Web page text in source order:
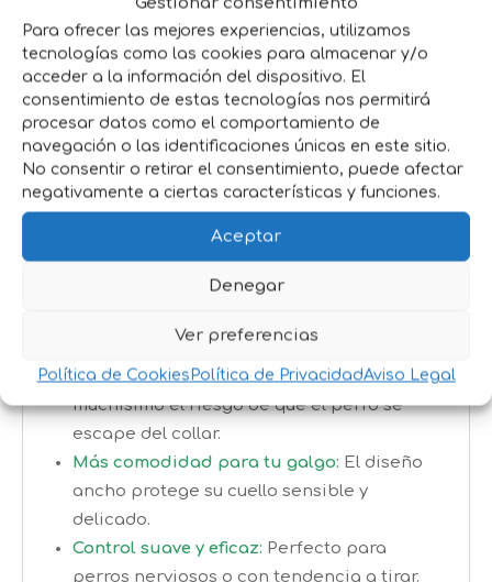
Para ofrecer las mejores experiencias, utilizamos
tecnologías como las cookies para almacenar y/o
acceder a la información del dispositivo. El
consentimiento de estas tecnologías nos permitirá
procesar datos como el comportamiento de
navegación o las identificaciones únicas en este sitio.
No consentir o retirar el consentimiento, puede afectar
negativamente a ciertas características y funciones.
Aceptar
Denegar
Ver preferencias
Política de Cookies Política de PrivacidadAviso Legal
paseo.
Material resistente y acolchado:Suave al
tacto pero muy duradero para el uso
diario.
Diseños originales y llamativos:
Estampados modernos para darle
personalidad a cada paseo.
Herrajes metálicos de gran calidad:
Resistentes, seguros y preparados para
Beneficios que te van a encantar:
Mayor seguridad en los paseos:Reduce
muchísimo el riesgo de que el perro se
escape del collar.
Más comodidad para tu galgo: El diseño
ancho protege su cuello sensible y
delicado.
Control suave y eficaz: Perfecto para
perros nerviosos o con tendencia a tirar.